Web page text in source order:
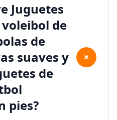
Juguetes
de
de
suaves y
de
pies?
+